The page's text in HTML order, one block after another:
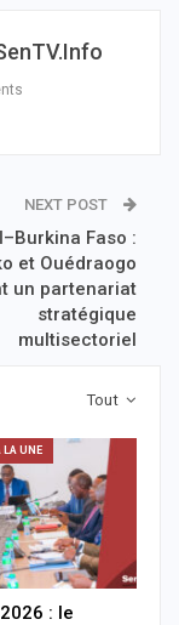
NEXT POST
Faso :
et Ouédraogo
un partenariat
stratégique
multisectoriel
Tout
LA UNE
: le